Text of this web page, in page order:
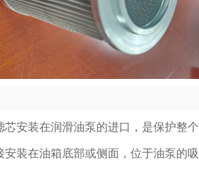
装在润滑油泵的进口，是保护整个
在油箱底部或侧面，位于油泵的吸